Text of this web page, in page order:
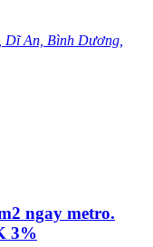
An, Bình Dương,
ngay metro.
3%